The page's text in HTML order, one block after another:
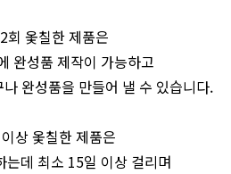
옻칠한 제품은
성품 제작이 가능하고
완성품을 만들어 낼 수 있습니다.
상 옻칠한 제품은
는데 최소 15일 이상 걸리며